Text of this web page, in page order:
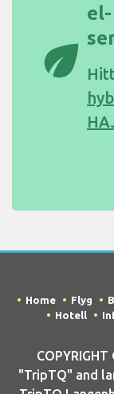
eco
Home Flyg
Hotell
"TripTQ" and